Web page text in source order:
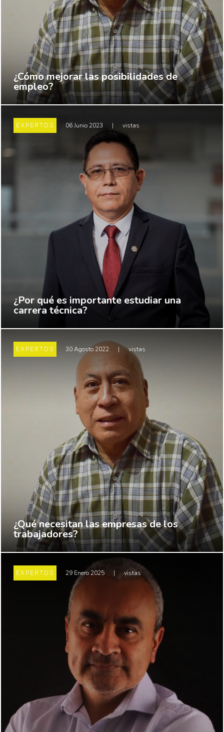
¿Cómo mejorar las posibilidades de
empleo?
EXPERTOS 06 Junio 2023 | vistas
¿Por qué es importante estudiar una
carrera técnica?
EXPERTOS 30 Agosto 2022 | vistas
¿Qué necesitan las empresas de los
trabajadores?
EXPERTOS 29 Enero 2025 | vistas